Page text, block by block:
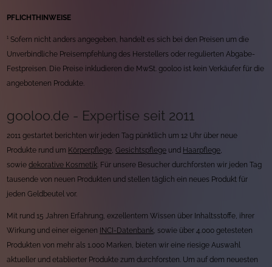
PFLICHTHINWEISE
¹ Sofern nicht anders angegeben, handelt es sich bei den Preisen um die
Unverbindliche Preisempfehlung des Herstellers oder regulierten Abgabe-
Festpreisen. Die Preise inkludieren die MwSt. gooloo ist kein Verkäufer für die
angebotenen Produkte.
gooloo.de - Expertise seit 2011
2011 gestartet berichten wir jeden Tag pünktlich um 12 Uhr über neue
Produkte rund um Körperpflege ,Gesichtspflege und Haarpflege
sowiedekorative Kosmetik . Für unsere Besucher durchforsten wir jeden Tag
tausende von neuen Produkten und stellen täglich ein neues Produkt für
jeden Geldbeutel vor.
Mit rund 15 Jahren Erfahrung, exzellentem Wissen über Inhaltsstoffe, ihrer
Wirkung und einer eigenen INCI-Datenbank , sowie über 4.000 getesteten
Produkten von mehr als 1.000 Marken, bieten wir eine riesige Auswahl
aktueller und etablierter Produkte zum durchforsten. Um auf dem neuesten